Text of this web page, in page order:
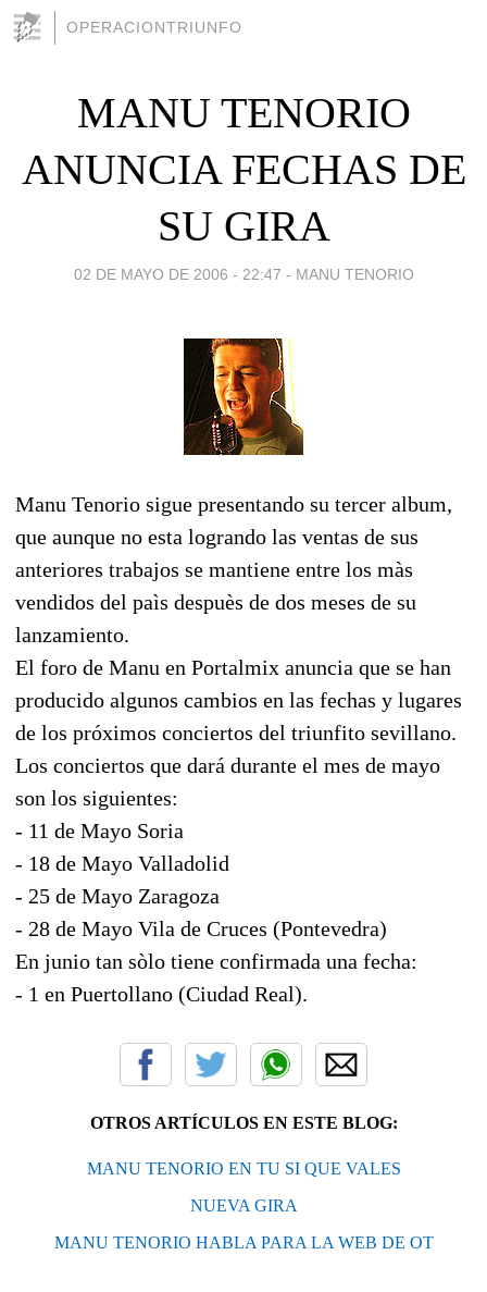
OPERACIONTRIUNFO
MANU TENORIO
ANUNCIA FECHAS DE
SU GIRA
02 DE MAYO DE 2006 - 22:47 - MANU TENORIO
Manu Tenorio sigue presentando su tercer album,
que aunque no esta logrando las ventas de sus
anteriores trabajos se mantiene entre los màs
vendidos del paìs despuès de dos meses de su
lanzamiento.
El foro de Manu en Portalmix anuncia que se han
producido algunos cambios en las fechas y lugares
de los próximos conciertos del triunfito sevillano.
Los conciertos que dará durante el mes de mayo
son los siguientes:
- 11 de Mayo Soria
- 18 de Mayo Valladolid
- 25 de Mayo Zaragoza
- 28 de Mayo Vila de Cruces (Pontevedra)
En junio tan sòlo tiene confirmada una fecha:
- 1 en Puertollano (Ciudad Real).
OTROS ARTÍCULOS EN ESTE BLOG:
MANU TENORIO EN TU SI QUE VALES
NUEVA GIRA
MANU TENORIO HABLA PARA LA WEB DE OT